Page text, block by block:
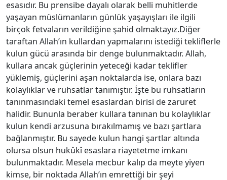
esasıdır. Bu prensibe dayalı olarak belli muhitlerde
yaşayan müslümanların günlük yaşayışları ile ilgili
birçok fetvaların verildiğine şahid olmaktayız.Diğer
taraftan Allah’ın kullardan yapmalarını istediği tekliflerle
kulun gücü arasında bir denge bulunmaktadır. Allah,
kullara ancak güçlerinin yeteceği kadar teklifler
yüklemiş, güçlerini aşan noktalarda ise, onlara bazı
kolaylıklar ve ruhsatlar tanımıştır. İşte bu ruhsatların
tanınmasındaki temel esaslardan birisi de zaruret
halidir. Bununla beraber kullara tanınan bu kolaylıklar
kulun kendi arzusuna bırakılmamış ve bazı şartlara
bağlanmıştır. Bu sayede kulun hangi şartlar altında
olursa olsun hukûkî esaslara riayetetme imkanı
bulunmaktadır. Mesela mecbur kalıp da meyte yiyen
kimse, bir noktada Allah’ın emrettiği bir şeyi